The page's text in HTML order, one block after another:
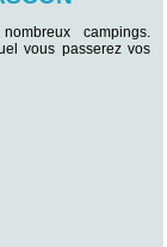
campings.
vous passerez vos